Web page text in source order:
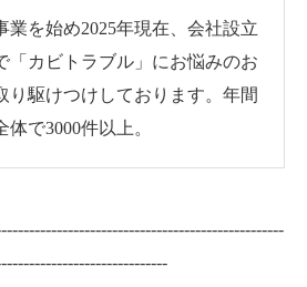
業を始め2025年現在、会社設立
「カビトラブル」にお悩みのお
り駆けつけしております。年間
で3000件以上。